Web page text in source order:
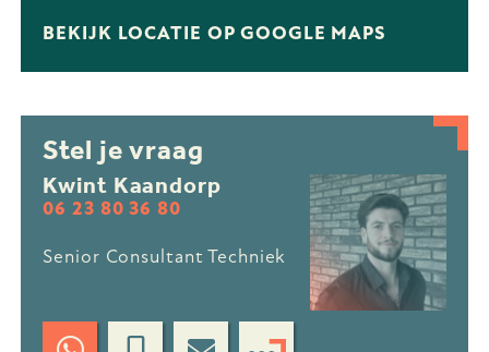
BEKIJK LOCATIE OP GOOGLE MAPS
Stel je vraag
Kwint Kaandorp
06 23 80 36 80
Senior Consultant Techniek